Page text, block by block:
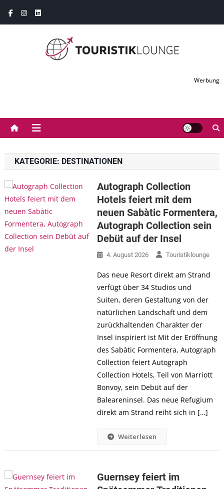
Werbung
KATEGORIE: DESTINATIONEN
Autograph Collection
Hotels feiert mit dem
neuen Sabàtic Formentera,
Autograph Collection sein
Debüt auf der Insel
4. August 2026 Touristiklounge
Das neue Resort direkt am Strand
verfügt über 34 Studios und
Suiten, deren Gestaltung von der
natürlichen Landschaft und dem
zurückhaltenden Charakter der
Insel inspiriert ist Mit der Eröffnung
des Sabàtic Formentera, Autograph
Collection feiert Autograph
Collection Hotels, Teil von Marriott
Bonvoy, sein Debüt auf der
Baleareninsel. Das neue Refugium
direkt am Strand reiht sich in […]
Weiterlesen
Guernsey feiert im